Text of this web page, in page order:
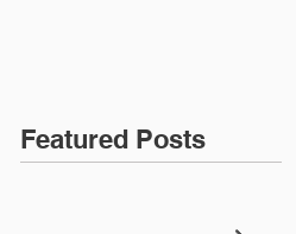
Featured Posts